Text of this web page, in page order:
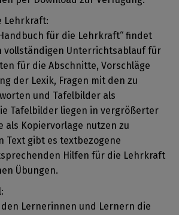
Lehrkraft:
für die Lehrkraft“ findet
vollständigen Unterrichtsablauf für
für die Abschnitte, Vorschläge
der Lexik, Fragen mit den zu
und Tafelbilder als
Tafelbilder liegen in vergrößerter
als Kopiervorlage nutzen zu
Text gibt es textbezogene
Hilfen für die Lehrkraft
Übungen.
den Lernerinnen und Lernern die